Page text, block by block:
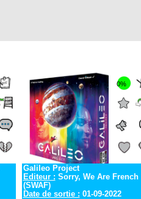
0%
Galileo Project
Editeur : Sorry, We Are French
(SWAF)
Date de sortie : 01-09-2022